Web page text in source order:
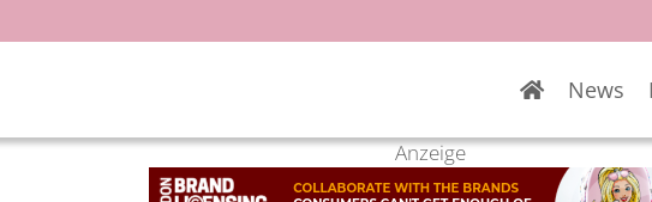
News
Anzeige